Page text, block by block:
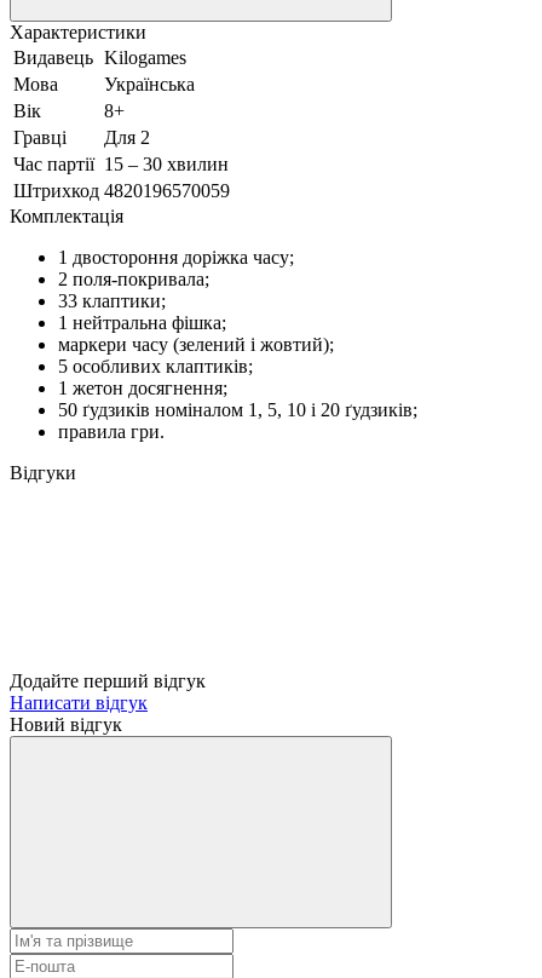
Характеристики
Видавець Kilogames
Мова
Українська
Вік
8+
Гравці
Для 2
Час партії 15 – 30 хвилин
Штрихкод 4820196570059
Комплектація
1 двостороння доріжка часу;
2 поля-покривала;
33 клаптики;
1 нейтральна фішка;
маркери часу (зелений і жовтий);
5 особливих клаптиків;
1 жетон досягнення;
50 ґудзиків номіналом 1, 5, 10 і 20 ґудзиків;
правила гри.
Відгуки
Додайте перший відгук
Написати відгук
Новий відгук